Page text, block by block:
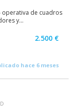
operativa de cuadros
y...
2.500 €
hace 6 meses